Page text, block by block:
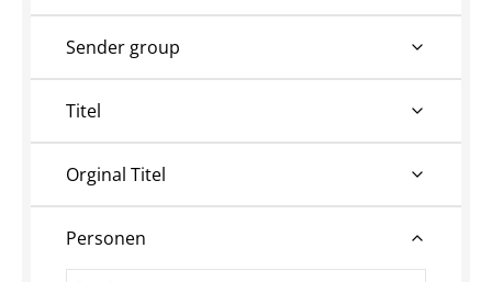
Sender group
Titel
Orginal Titel
Personen